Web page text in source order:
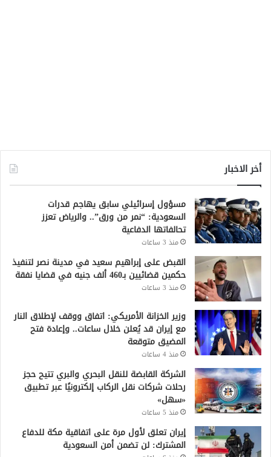
أخر الاخبار
مسؤول إسرائيلي سابق يهاجم قدرات
السعودية: “نمر من ورق”.. والرياض تعزز
تحالفاتها الدفاعية
منذ 3 ساعات
القبض على إبراهيم سعيد في مدينة نصر لتنفيذ
حكمين قضائيين بـ460 ألف جنيه في قضايا نفقة
منذ 3 ساعات
وزير الخزانة الأمريكي: اتفاق ووقف لإطلاق النار
مع إيران قد يُعلن خلال ساعات.. وإعادة فتح
المضيق متوقعة
منذ 4 ساعات
الشركة القابضة للنقل البحري والبري تتيح حجز
رحلات شركات نقل الركاب إلكترونيًا عبر تطبيق
«سهل»
منذ 5 ساعات
إيران تعلق لأول مرة على اتفاقية مكة للدفاع
المشترك: لن تضمن أمن السعودية